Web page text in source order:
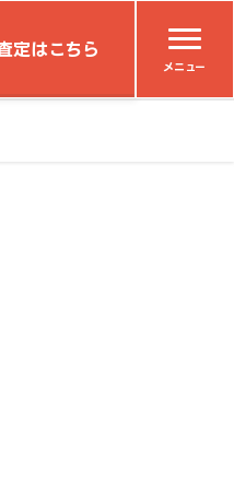
定はこちら
メニュー